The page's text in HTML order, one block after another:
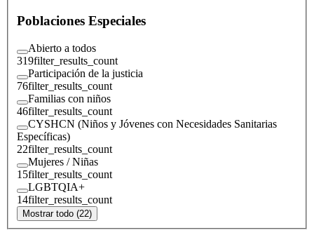
Poblaciones Especiales
Abierto a todos
319filter_results_count
Participación de la justicia
76filter_results_count
Familias con niños
46filter_results_count
CYSHCN (Niños y Jóvenes con Necesidades Sanitarias
Específicas)
22filter_results_count
Mujeres / Niñas
15filter_results_count
LGBTQIA+
14filter_results_count
Mostrar todo (22)